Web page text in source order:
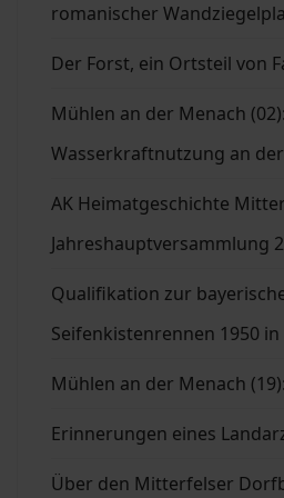
romanischer
Der Forst, ein Ortsteil von
Mühlen an der Menach (02):
Wasserkraftnutzung an
AK Heimatgeschichte
Jahreshauptversammlung
Qualifikation zur
Seifenkistenrennen 1950
Mühlen an der Menach
Erinnerungen eines
Über den Mitterfelser